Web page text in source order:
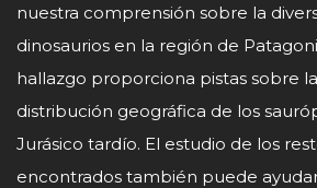
nuestra comprensión sobre la
dinosaurios en la región de
hallazgo proporciona pistas sobre
distribución geográfica de los
Jurásico tardío. El estudio de los
encontrados también puede